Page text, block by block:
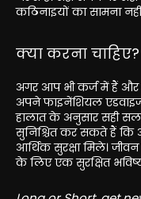
कठिनाइयों का सामना
क्या करना चाहिए?
अगर आप भी कर्ज में हैं और
अपने फाइनेंशियल
हालात के अनुसार सही
सुनिश्चित कर सकते हैं कि
आर्थिक सुरक्षा मिले।
के लिए एक सुरक्षित